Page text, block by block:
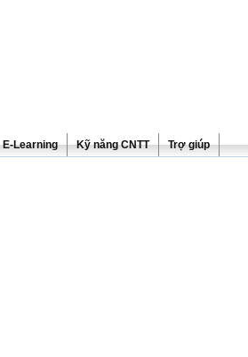
E-Learning Kỹ năng CNTT Trợ giúp